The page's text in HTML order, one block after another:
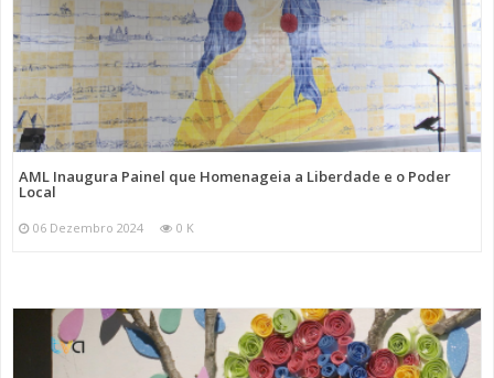
AML Inaugura Painel que Homenageia a Liberdade e o Poder
Local
06 Dezembro 2024 0 K